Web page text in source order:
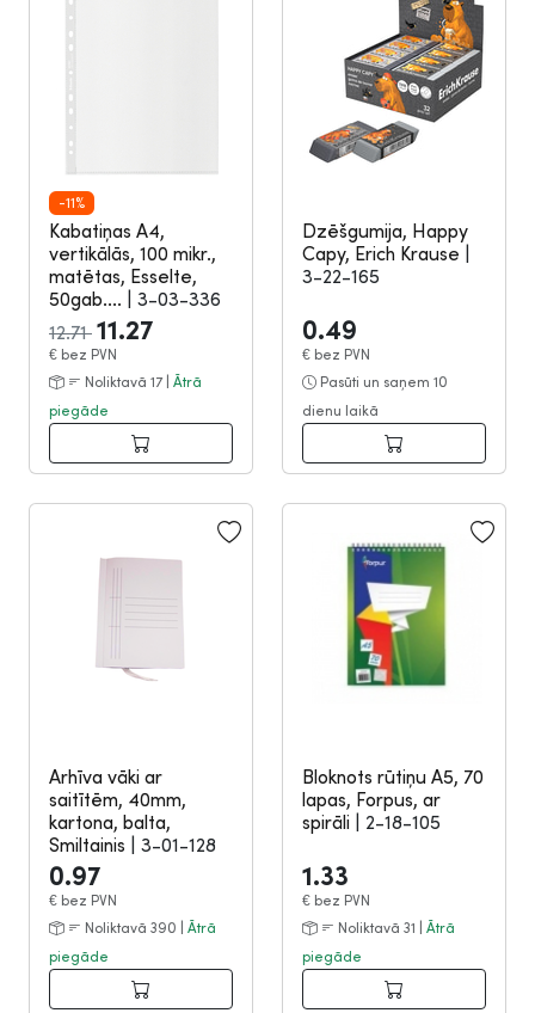
-11%
Kabatiņas A4,
vertikālās, 100 mikr.,
matētas, Esselte,
50gab....
3-03-336
12.71 11.27
€ bez PVN
Noliktavā 17 | Ātrā
piegāde
Dzēšgumija, Happy
Capy, Erich Krause
3-22-165
0.49
€ bez PVN
Pasūti un saņem 10
dienu laikā
Arhīva vāki ar
saitītēm, 40mm,
kartona, balta,
Smiltainis
3-01-128
0.97
€ bez PVN
Noliktavā 390 | Ātrā
piegāde
Bloknots rūtiņu A5, 70
lapas, Forpus, ar
spirāli
2-18-105
1.33
€ bez PVN
Noliktavā 31 | Ātrā
piegāde